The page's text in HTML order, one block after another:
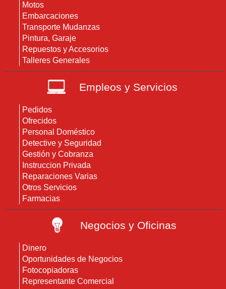
Motos
Embarcaciones
Transporte Mudanzas
Pintura, Garaje
Repuestos y Accesorios
Talleres Generales
Empleos y Servicios
Pedidos
Ofrecidos
Personal Doméstico
Detective y Seguridad
Gestión y Cobranza
Instruccion Privada
Reparaciones Varias
Otros Servicios
Farmacias
Negocios y Oficinas
Dinero
Oportunidades de Negocios
Fotocopiadoras
Representante Comercial